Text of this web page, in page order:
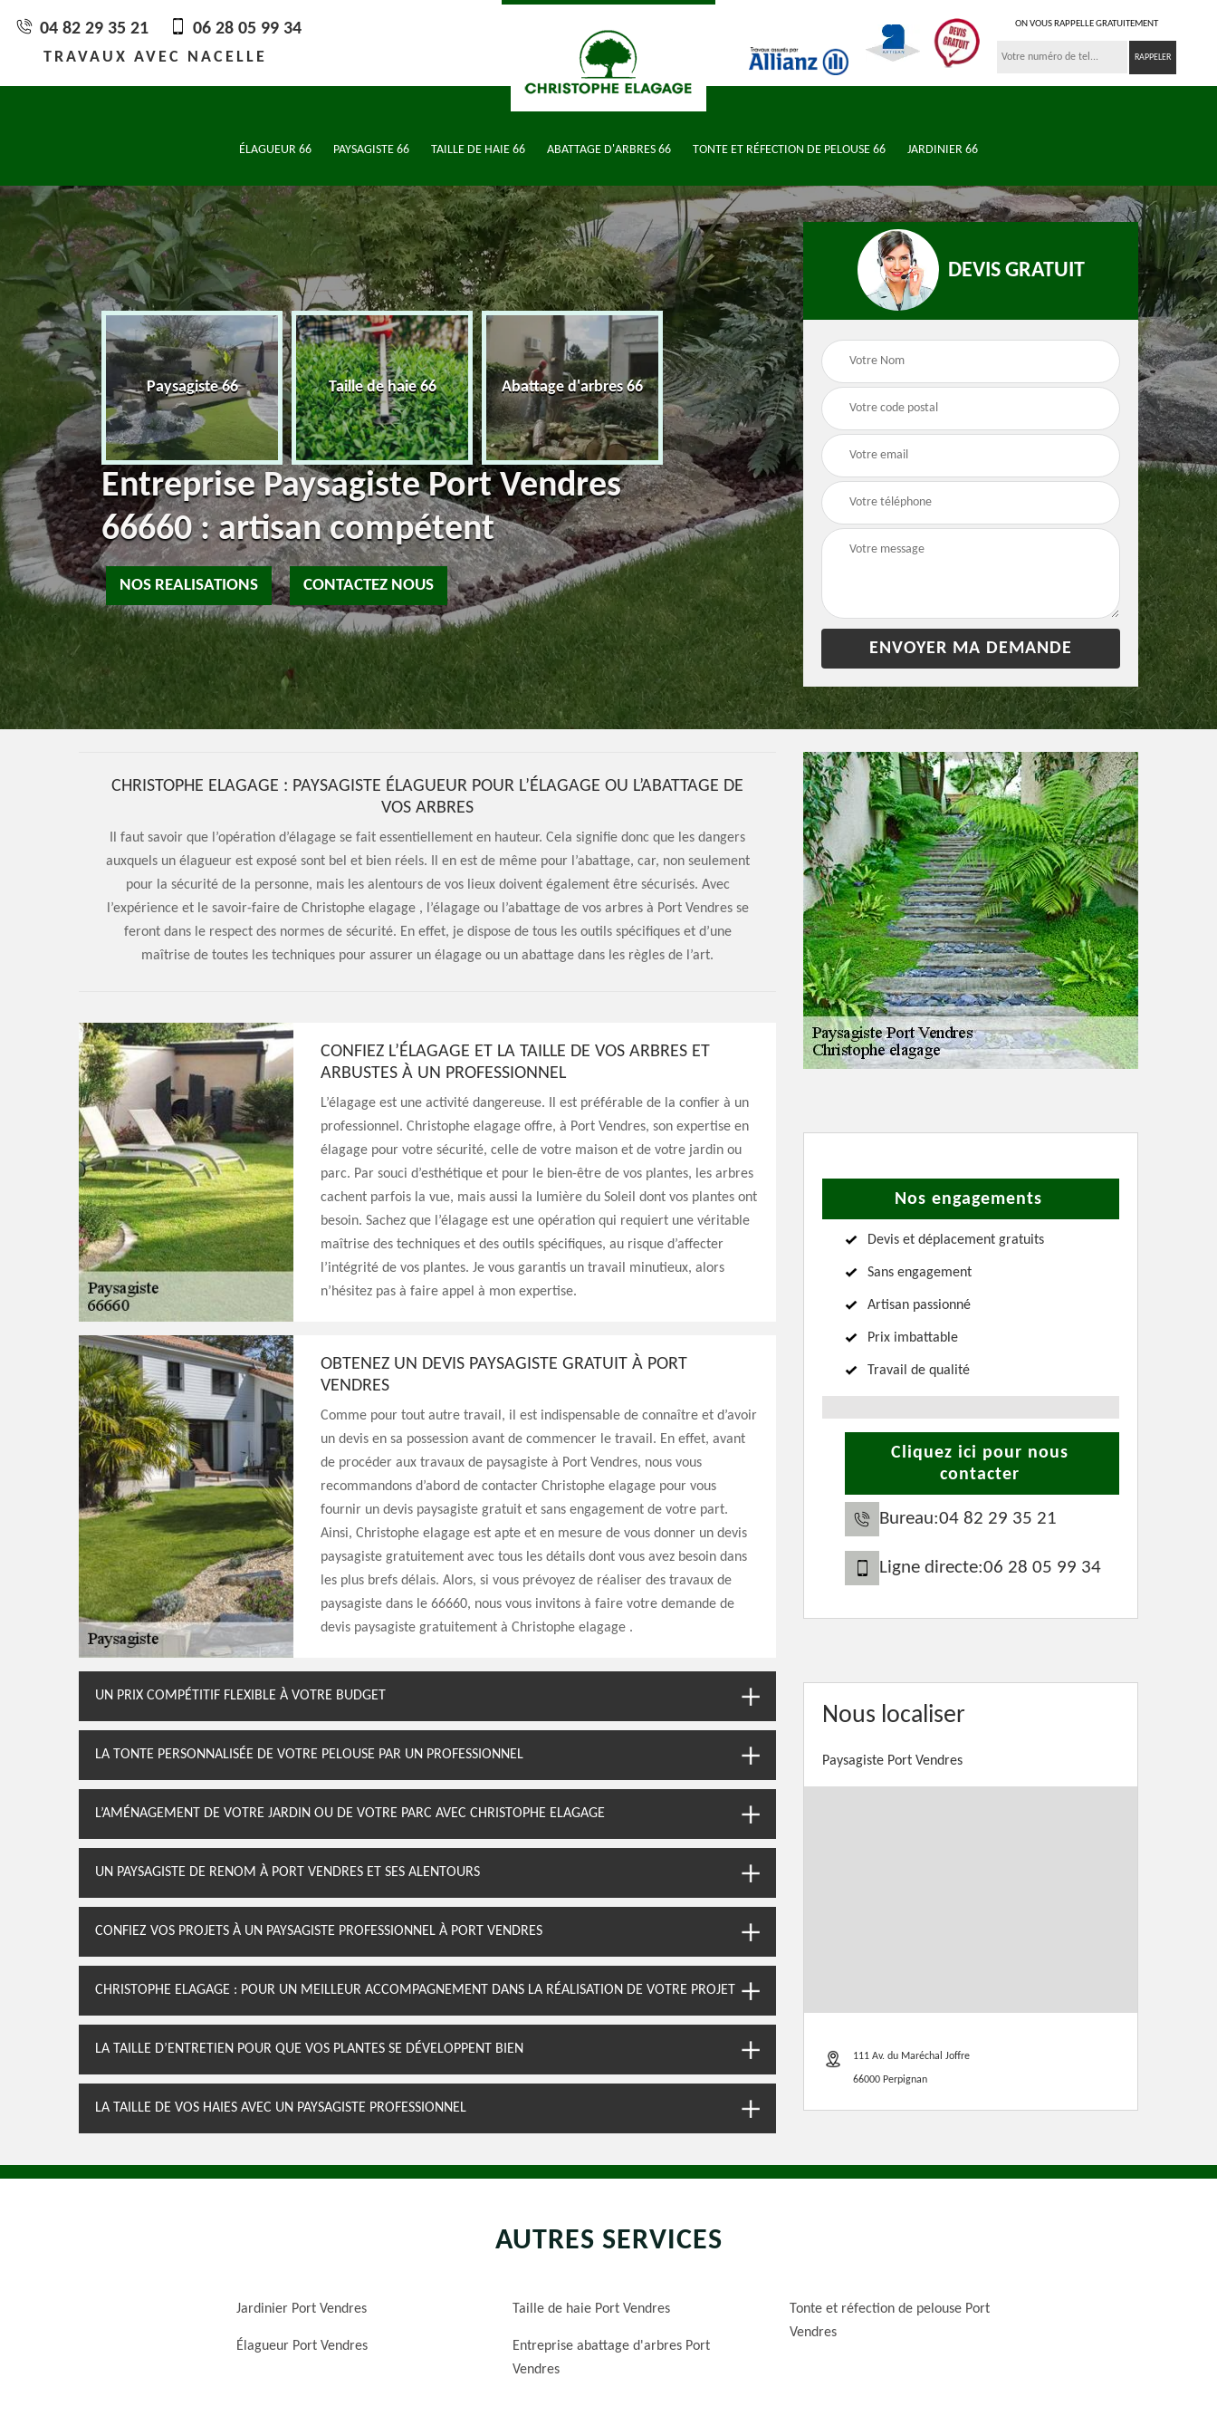
04 82 29 35 21 06 28 05 99 34
TRAVAUX AVEC NACELLE
ON VOUS RAPPELLE GRATUITEMENT
ÉLAGUEUR 66 PAYSAGISTE 66 TAILLE DE HAIE 66 ABATTAGE D'ARBRES 66 TONTE ET RÉFECTION DE PELOUSE 66 JARDINIER 66
66 Paysagiste 66 Taille de haie 66 Abattage d'arbres 66
Tonte et réfection de
pelouse 66
Jardinier 66 Élagueur 66
Entreprise Paysagiste Port Vendres
66660 : artisan compétent
NOS REALISATIONS CONTACTEZ NOUS
DEVIS GRATUIT
CHRISTOPHE ELAGAGE : PAYSAGISTE ÉLAGUEUR POUR L’ÉLAGAGE OU L’ABATTAGE DE
VOS ARBRES
Il faut savoir que l’opération d’élagage se fait essentiellement en hauteur. Cela signifie donc que les dangers
auxquels un élagueur est exposé sont bel et bien réels. Il en est de même pour l’abattage, car, non seulement
pour la sécurité de la personne, mais les alentours de vos lieux doivent également être sécurisés. Avec
l’expérience et le savoir-faire de Christophe elagage , l’élagage ou l’abattage de vos arbres à Port Vendres se
feront dans le respect des normes de sécurité. En effet, je dispose de tous les outils spécifiques et d’une
maîtrise de toutes les techniques pour assurer un élagage ou un abattage dans les règles de l’art.
CONFIEZ L’ÉLAGAGE ET LA TAILLE DE VOS ARBRES ET
ARBUSTES À UN PROFESSIONNEL
L’élagage est une activité dangereuse. Il est préférable de la confier à un
professionnel. Christophe elagage offre, à Port Vendres, son expertise en
élagage pour votre sécurité, celle de votre maison et de votre jardin ou
parc. Par souci d’esthétique et pour le bien-être de vos plantes, les arbres
cachent parfois la vue, mais aussi la lumière du Soleil dont vos plantes ont
besoin. Sachez que l’élagage est une opération qui requiert une véritable
maîtrise des techniques et des outils spécifiques, au risque d’affecter
l’intégrité de vos plantes. Je vous garantis un travail minutieux, alors
n’hésitez pas à faire appel à mon expertise.
OBTENEZ UN DEVIS PAYSAGISTE GRATUIT À PORT
VENDRES
Comme pour tout autre travail, il est indispensable de connaître et d’avoir
un devis en sa possession avant de commencer le travail. En effet, avant
de procéder aux travaux de paysagiste à Port Vendres, nous vous
recommandons d’abord de contacter Christophe elagage pour vous
fournir un devis paysagiste gratuit et sans engagement de votre part.
Ainsi, Christophe elagage est apte et en mesure de vous donner un devis
paysagiste gratuitement avec tous les détails dont vous avez besoin dans
les plus brefs délais. Alors, si vous prévoyez de réaliser des travaux de
paysagiste dans le 66660, nous vous invitons à faire votre demande de
devis paysagiste gratuitement à Christophe elagage .
UN PRIX COMPÉTITIF FLEXIBLE À VOTRE BUDGET
LA TONTE PERSONNALISÉE DE VOTRE PELOUSE PAR UN PROFESSIONNEL
L’AMÉNAGEMENT DE VOTRE JARDIN OU DE VOTRE PARC AVEC CHRISTOPHE ELAGAGE
UN PAYSAGISTE DE RENOM À PORT VENDRES ET SES ALENTOURS
CONFIEZ VOS PROJETS À UN PAYSAGISTE PROFESSIONNEL À PORT VENDRES
CHRISTOPHE ELAGAGE : POUR UN MEILLEUR ACCOMPAGNEMENT DANS LA RÉALISATION DE VOTRE PROJET
LA TAILLE D’ENTRETIEN POUR QUE VOS PLANTES SE DÉVELOPPENT BIEN
LA TAILLE DE VOS HAIES AVEC UN PAYSAGISTE PROFESSIONNEL
Nos engagements
Devis et déplacement gratuits
Sans engagement
Artisan passionné
Prix imbattable
Travail de qualité
Cliquez ici pour nous
contacter
Bureau:04 82 29 35 21
Ligne directe:06 28 05 99 34
Nous localiser
Paysagiste Port Vendres
111 Av. du Maréchal Joffre
66000 Perpignan
AUTRES SERVICES
Jardinier Port Vendres
Élagueur Port Vendres
Taille de haie Port Vendres
Entreprise abattage d'arbres Port
Vendres
Tonte et réfection de pelouse Port
Vendres